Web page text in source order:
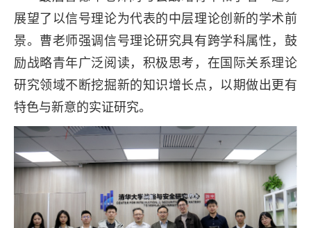
展望了以信号理论为代表的中层理论创新的学术前
景。曹老师强调信号理论研究具有跨学科属性，鼓
励战略青年广泛阅读，积极思考，在国际关系理论
研究领域不断挖掘新的知识增长点，以期做出更有
特色与新意的实证研究。